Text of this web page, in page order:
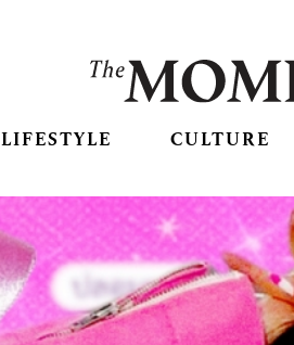
LIFESTYLE CULTURE